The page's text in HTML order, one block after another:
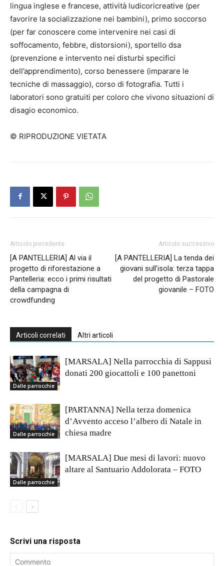
lingua inglese e francese, attività ludicoricreative (per
favorire la socializzazione nei bambini), primo soccorso
(per far conoscere come intervenire nei casi di
soffocamento, febbre, distorsioni), sportello dsa
(prevenzione e intervento nei disturbi specifici
dell’apprendimento), corso benessere (imparare le
tecniche di massaggio), corso di fotografia. Tutti i
laboratori sono gratuiti per coloro che vivono situazioni di
disagio economico.
© RIPRODUZIONE VIETATA
Articolo precedente
[A PANTELLERIA] Al via il
progetto di riforestazione a
Pantelleria: ecco i primi risultati
della campagna di
crowdfunding
Articolo successivo
[A PANTELLERIA] La tenda dei
giovani sull’isola: terza tappa
del progetto di Pastorale
giovanile – FOTO
Articoli correlati Altri articoli
Dalle parrocchie
[MARSALA] Nella parrocchia di Sappusi
donati 200 giocattoli e 100 panettoni
Dalle parrocchie
[PARTANNA] Nella terza domenica
d’Avvento acceso l’albero di Natale in
chiesa madre
Dalle parrocchie
[MARSALA] Due mesi di lavori: nuovo
altare al Santuario Addolorata – FOTO
Scrivi una risposta